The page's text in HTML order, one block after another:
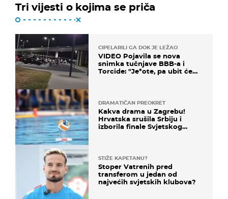
Tri vijesti o kojima se priča
CIPELARILI GA DOK JE LEŽAO
VIDEO Pojavila se nova
snimka tučnjave BBB-a i
Torcide: "Je*ote, pa ubit će
DRAMATIČAN PREOKRET
Kakva drama u Zagrebu!
Hrvatska srušila Srbiju i
izborila finale Svjetskog
STIŽE KAPETANU?
Stoper Vatrenih pred
transferom u jedan od
najvećih svjetskih klubova?